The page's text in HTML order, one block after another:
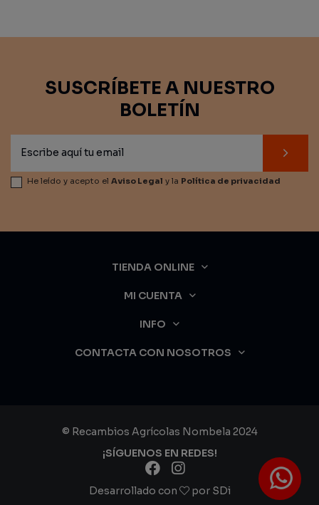
SUSCRÍBETE A NUESTRO
BOLETÍN
He leído y acepto el Aviso Legal y la Política de privacidad
TIENDA ONLINE
MI CUENTA
INFO
CONTACTA CON NOSOTROS
© Recambios Agrícolas Nombela 2024
¡SÍGUENOS EN REDES!
Desarrollado con por SDi